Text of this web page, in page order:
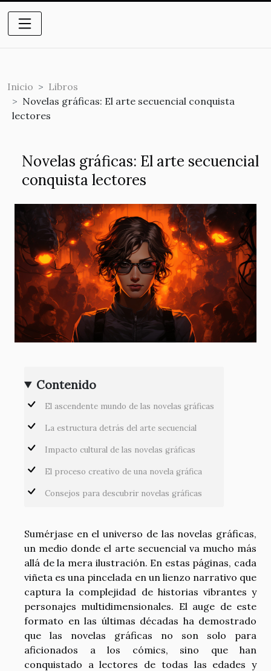
Inicio
Libros
Novelas gráficas: El arte secuencial conquista
lectores
Novelas gráficas: El arte secuencial
conquista lectores
Contenido
El ascendente mundo de las novelas gráficas
La estructura detrás del arte secuencial
Impacto cultural de las novelas gráficas
El proceso creativo de una novela gráfica
Consejos para descubrir novelas gráficas
Sumérjase en el universo de las novelas gráficas,
un medio donde el arte secuencial va mucho más
allá de la mera ilustración. En estas páginas, cada
viñeta es una pincelada en un lienzo narrativo que
captura la complejidad de historias vibrantes y
personajes multidimensionales. El auge de este
formato en las últimas décadas ha demostrado
que las novelas gráficas no son solo para
aficionados a los cómics, sino que han
conquistado a lectores de todas las edades y